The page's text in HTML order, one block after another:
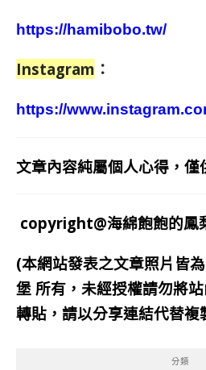
https://hamibobo.tw/
Instagram ：
https://
文章內容純屬個人心得，僅
copyright@海綿飽飽的鳳
(本網站發表之文章照片皆為
堡 所有，未經授權請勿將
轉貼，請以分享連結代替複
分類